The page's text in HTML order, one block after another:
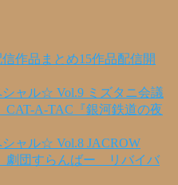
信作品まとめ15作品配信開
ャル☆ Vol.9 ミズタニ会議
CAT-A-TAC『銀河鉄道の夜
ャル☆ Vol.8 JACROW
劇団すらんばー リバイバ